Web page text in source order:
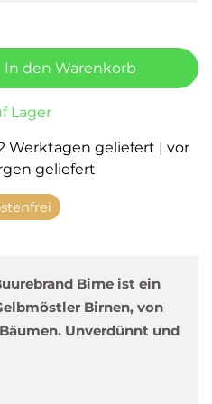
In den Warenkorb
Lager
Werktagen geliefert | vor
geliefert
Birne ist ein
Birnen, von
Unverdünnt und